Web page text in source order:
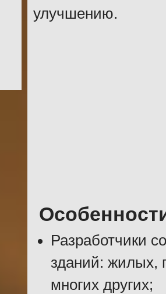
улучшению.
Разработчики
зданий: жилых,
многих других;